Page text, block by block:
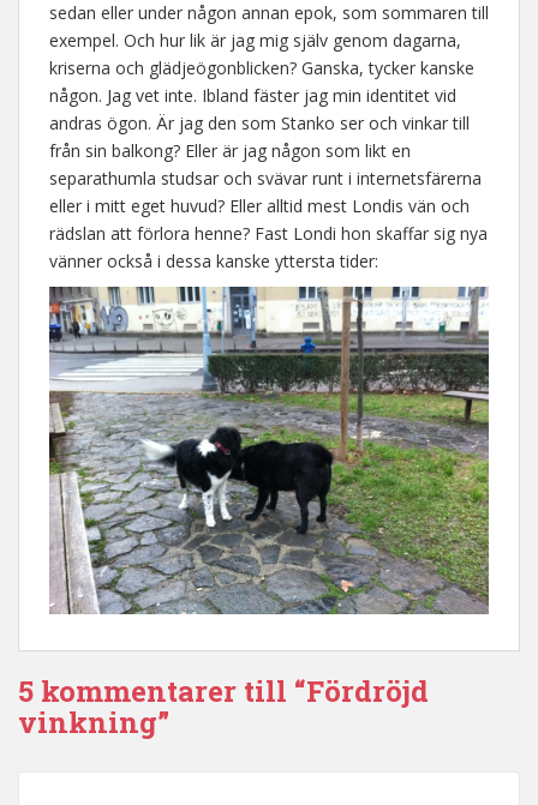
sedan eller under någon annan epok, som sommaren till
exempel. Och hur lik är jag mig själv genom dagarna,
kriserna och glädjeögonblicken? Ganska, tycker kanske
någon. Jag vet inte. Ibland fäster jag min identitet vid
andras ögon. Är jag den som Stanko ser och vinkar till
från sin balkong? Eller är jag någon som likt en
separathumla studsar och svävar runt i internetsfärerna
eller i mitt eget huvud? Eller alltid mest Londis vän och
rädslan att förlora henne? Fast Londi hon skaffar sig nya
vänner också i dessa kanske yttersta tider:
5 kommentarer till “Fördröjd
vinkning”